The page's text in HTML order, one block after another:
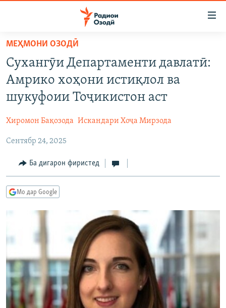
Ҷаҳиш
мояи
аслӣ
Ҷаҳиш
ба
феҳристи
аслӣ
Ҷаҳиш
ҷустор
ИҚТИСОД
ҚАЗИЯИ "КРОКУС"
ОСИЁИ МАРКАЗӢ
ФАРҲАНГ
ВАРЗИШ
ГАПИ ОЗОД
РӮЗГОРИ МУҲОҶИР
ТАҲҚИҚОТ
ҶАНГ ДАР УКРАИНА
НАЗАРИ МАРДУМ
ОЗОДӢ ОНЛАЙН
ВИДЕО
ГУЗОРИШҲОИ РАДИОӢ
РӮЙХАТҲО
Русский
ПАЙГИРӢ КУНЕД
МЕҲМОНИ ОЗОДӢ
Сухангӯи Департаменти давлатӣ:
Амрико хоҳони истиқлол ва
шукуфоии Тоҷикистон аст
Хиромон Бақозода Искандари Хоҷа Мирзода
Сентябр 24, 2025
Ба дигарон фиристед
Мо дар Google